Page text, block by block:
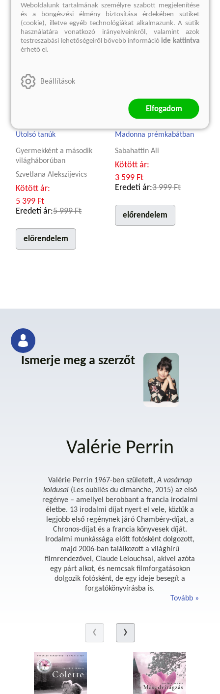
Utolsó tanúk
Gyermekként a második
világháborúban
Szvetlana Alekszijevics
Kötött ár:
5 399 Ft
Eredeti ár:5 999 Ft
előrendelem
Madonna prémkabátban
Sabahattin Ali
Kötött ár:
3 599 Ft
Eredeti ár:3 999 Ft
előrendelem
Ismerje meg a szerzőt
Valérie Perrin
Valérie Perrin 1967-ben született,A vasárnap
koldusai (Les oubliés du dimanche, 2015) az első
regénye – amellyel berobbant a francia irodalmi
életbe. 13 irodalmi díjat nyert el vele, köztük a
legjobb első regénynek járó Chambéry-díjat, a
Chronos-díjat és a francia könyvesek díját.
Irodalmi munkássága előtt fotósként dolgozott,
majd 2006-ban találkozott a világhírű
filmrendezővel, Claude Lelouchsal, akivel azóta
egy párt alkot, és nemcsak filmforgatásokon
dolgozik fotósként, de egy ideje besegít a
forgatókönyvírásba is.
Tovább
Weboldalunk tartalmának személyre szabott megjelenítése
és a böngészési élmény biztosítása érdekében sütiket
(cookie), illetve egyéb technológiákat alkalmazunk. A sütik
használatára vonatkozó irányelveinkről, valamint azok
testreszabási lehetőségeiről bővebb információide kattintva
érhető el.
Beállítások
Elfogadom